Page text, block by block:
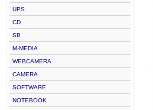
UPS
CD
SB
M-MEDIA
WEBCAMERA
CAMERA
SOFTWARE
NOTEBOOK